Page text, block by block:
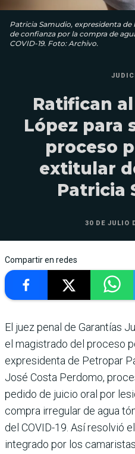
Patricia Samudio, expresidenta
de confianza por la compra de
COVID-19. Foto: Archivo.
Ratifican
López para
proceso
extitular
Patricia
30 DE JULIO
Compartir en redes
El juez penal de Garantías
el magistrado del proceso
expresidenta de Petropar
José Costa Perdomo,
pedido de juicio oral por
compra irregular de agua
del COVID-19. Así resolvió
integrado por los